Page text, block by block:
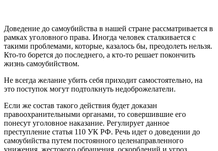
Доведение до самоубийства в нашей стране рассматривается в
рамках уголовного права. Иногда человек сталкивается с
такими проблемами, которые, казалось бы, преодолеть нельзя.
Кто-то борется до последнего, а кто-то решает покончить
жизнь самоубийством.
Не всегда желание убить себя приходит самостоятельно, на
это поступок могут подтолкнуть недоброжелатели.
Если же состав такого действия будет доказан
правоохранительными органами, то совершившие его
понесут уголовное наказание. Регулирует данное
преступление статья 110 УК РФ. Речь идет о доведении до
самоубийства путем постоянного целенаправленного
унижения, жестокого обращения, оскорблений и угроз.